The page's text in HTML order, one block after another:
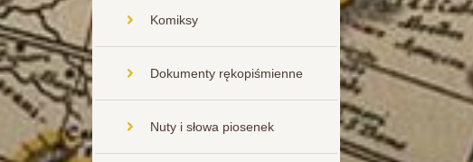
Komiksy
Dokumenty rękopiśmienne
Nuty i słowa piosenek